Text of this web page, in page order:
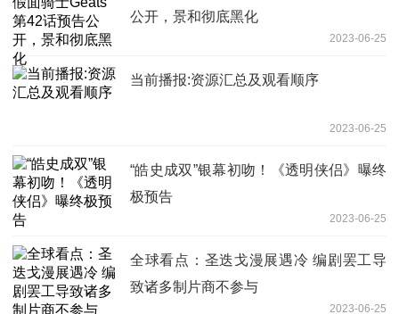
公开，景和彻底黑化
2023-06-25
当前播报:资源汇总及观看顺序
2023-06-25
“皓史成双”银幕初吻！《透明侠侣》曝终
极预告
2023-06-25
全球看点：圣迭戈漫展遇冷 编剧罢工导
致诸多制片商不参与
2023-06-25